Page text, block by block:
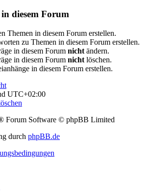
diesem Forum
Themen in diesem Forum erstellen.
zu Themen in diesem Forum erstellen.
in diesem Forum nicht ändern.
in diesem Forum nicht löschen.
in diesem Forum erstellen.
UTC+02:00
Forum Software © phpBB Limited
durch phpBB.de